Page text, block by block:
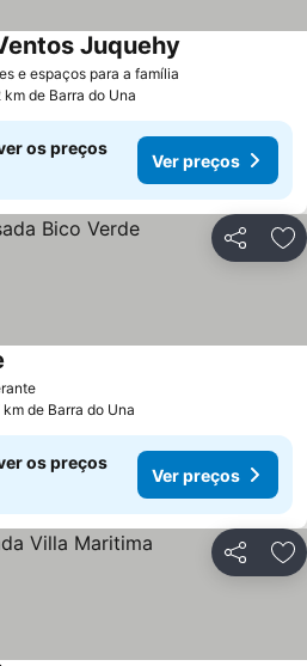
e espaços para a família
Juquehy
km de Barra do Una
os preços
Ver preços
Partilhar
de Barra do Una
os preços
Ver preços
Partilhar